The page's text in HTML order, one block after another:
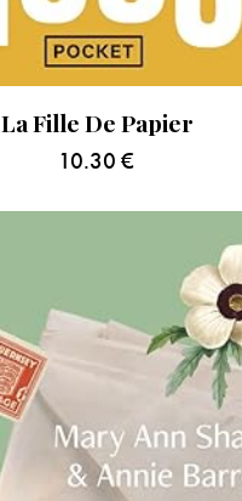
La Fille De Papier
10.30 €